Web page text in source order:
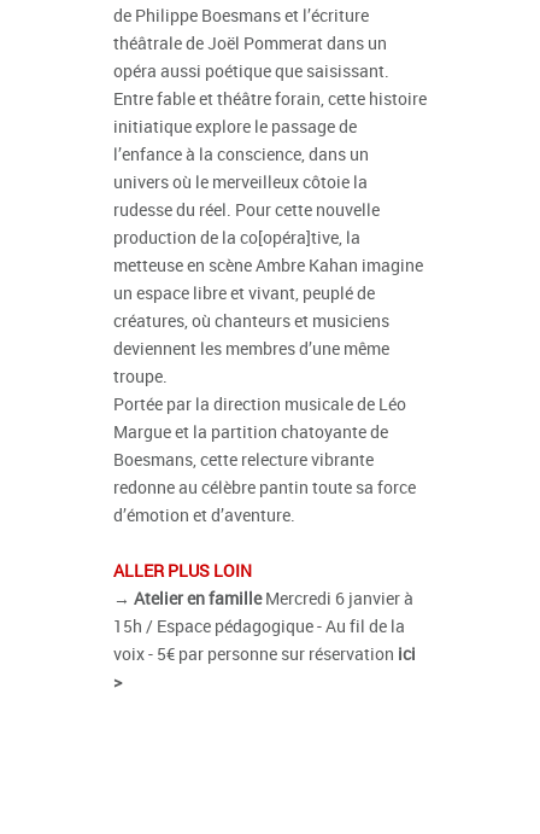
de Philippe Boesmans et l’écriture
théâtrale de Joël Pommerat dans un
opéra aussi poétique que saisissant.
Entre fable et théâtre forain, cette histoire
initiatique explore le passage de
l’enfance à la conscience, dans un
univers où le merveilleux côtoie la
rudesse du réel. Pour cette nouvelle
production de la co[opéra]tive, la
metteuse en scène Ambre Kahan imagine
un espace libre et vivant, peuplé de
créatures, où chanteurs et musiciens
deviennent les membres d’une même
troupe.
Portée par la direction musicale de Léo
Margue et la partition chatoyante de
Boesmans, cette relecture vibrante
redonne au célèbre pantin toute sa force
d’émotion et d’aventure.
ALLER PLUS LOIN
→ Atelier en familleMercredi 6 janvier à
15h / Espace pédagogique - Au fil de la
voix - 5€ par personne sur réservation ici
>